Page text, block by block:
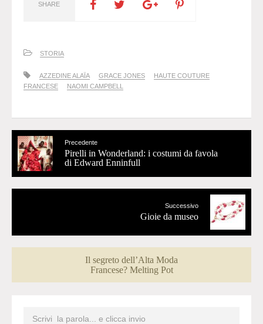
SHARE
STORIA
AZZEDINE ALAÏA GRACE JONES
HAUTE COUTURE
FRANCESE
NAOMI CAMPBELL
Precedente
Pirelli in Wonderland: i costumi da favola
di Edward Enninfull
Successivo
Gioie da museo
Il segreto dell’Alta Moda
Francese? Melting Pot